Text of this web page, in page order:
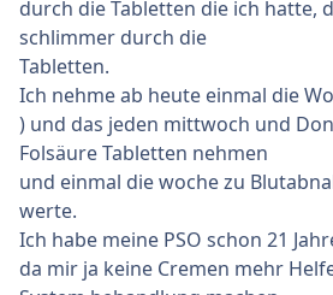
durch die Tabletten die ich hatte,
schlimmer durch die
Tabletten.
Ich nehme ab heute einmal die
) und das jeden mittwoch und
Folsäure Tabletten nehmen
und einmal die woche zu
werte.
Ich habe meine PSO schon 21
da mir ja keine Cremen mehr